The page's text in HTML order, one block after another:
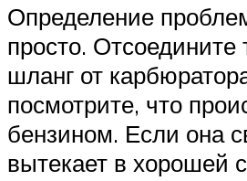
Определение
просто.
шланг от
посмотрите, что
бензином. Если она
вытекает в хорошей